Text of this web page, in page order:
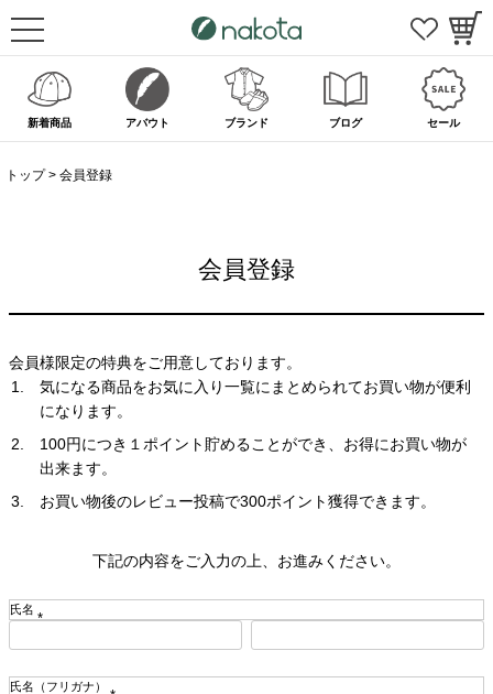
新着商品 アバウト ブランド ブログ セール
トップ 会員登録
会員登録
会員様限定の特典をご用意しております。
気になる商品をお気に入り一覧にまとめられてお買い物が便利
になります。
100円につき１ポイント貯めることができ、お得にお買い物が
出来ます。
お買い物後のレビュー投稿で300ポイント獲得できます。
下記の内容をご入力の上、お進みください。
氏名
須
氏名（フリガナ）